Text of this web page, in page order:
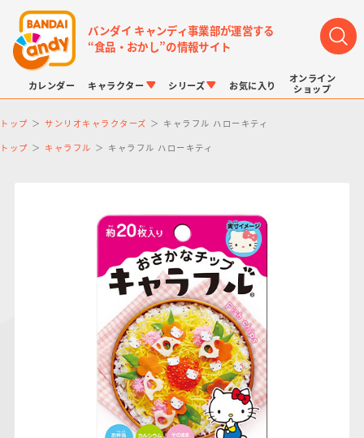
バンダイ キャンディ事業部が運営する
“食品・おかし”の情報サイト
カレンダー キャラクター
LINK TRAVELERS
仮面ライダーシリー
プリキュアシリーズ
ガンダムシリーズ
ドラゴンボール
アンパンマン
シリーズ
チョコボックス
キャラパキ
チョコサプ
にふぉるめーしょん
＆スクエアシール
ポケモンキッズ
ポケモンスケールワ
ールド
お気に入り
オンライン
ショップ
トップ サンリオキャラクターズ キャラフル ハローキティ
トップ キャラフル キャラフル ハローキティ